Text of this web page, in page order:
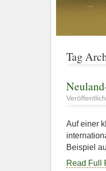
Tag
Auf einer
Beispiel
Read Full